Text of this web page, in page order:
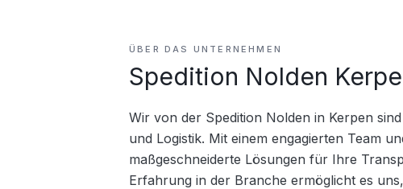
ÜBER DAS UNTERNEHMEN
Spedition Nolden
Wir von der Spedition Nolden in Kerpen
und Logistik. Mit einem engagierten Team
maßgeschneiderte Lösungen für Ihre
Erfahrung in der Branche ermöglicht es